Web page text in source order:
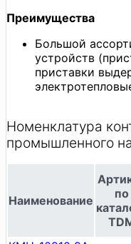
Преимущества
Большой
устройств
приставки
Номенклатура
промышленного
Наименование
по